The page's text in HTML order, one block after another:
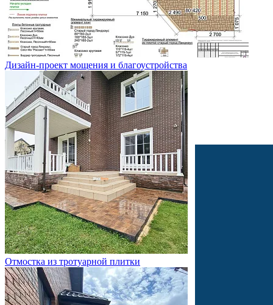
Дизайн-проект мощения и благоустройства
Отмостка из тротуарной плитки